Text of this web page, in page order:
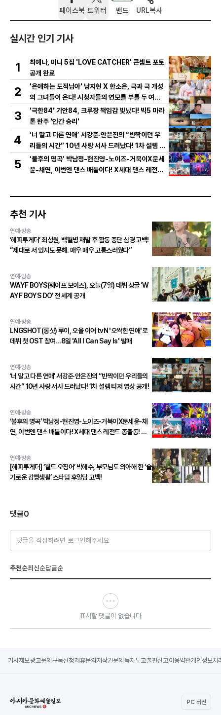
페이스북 트위터 밴드 URL복사
실시간 인기 기사
1
최예나, 미니 5집 'LOVE CATCHER' 콘셉트 포토
공개 완료
2
'은애하는 도적님아' 남지현 X 한소은, 극과 극 개성
의 그녀들이 온다! 시청자들의 연모를 부를 두 여인
의 활약은?
3
'극한84' 기안84, 크루장 책임감 빛났다! 빅5 마라
톤 완주 '인간 승리'
4
‘너 말고 다른 연애’ 서강준·안은진의 “반짝이던 우
리들의 시간” 10년 사랑 서사 드러났다! 1차 설렘 티
저 영상 공개!
5
‘불후의 명곡’ 박남정-현진영-노이즈-거북이X문세
윤-채연, 이번엔 댄스 배틀이다! X세대 댄스 레전드
추천 기사
연예·방송
‘해피투게더’ 최성원, 백혈병 재발 후 활동 중단 심경 고백!
“제대로 서 있지도 못해. 매우 매우 고통스러웠다”
연예·방송
WAYF BOYS(웨이프 보이즈), 오늘(7일) 데뷔 싱글 ‘W
AYF BOYS DO’ 전 세계 공개
연예·방송
LNGSHOT(롱샷) 루이, 오율 이어 tvN '오싹한 연애'로
데뷔 첫 OST 참여…8일 'All I Can Say Is' 발매
연예·방송
‘너 말고 다른 연애’ 서강준·안은진의 “반짝이던 우리들의
시간” 10년 사랑 서사 드러났다! 1차 설렘 티저 영상 공개!
연예·방송
‘불후의 명곡’ 박남정-현진영-노이즈-거북이X문세윤-채
연, 이번엔 댄스 배틀이다! X세대 댄스 레전드 총출동! 댄
연예·방송
[해피투게더] ‘월드 오징어’ 박해수, 부모님도 의아해 한 ‘슬
기로운 감빵생활’ 스타덤 후일담 고백!
댓글0
댓글을 작성하려면 로그인해주세요
추천순최신순답글순
표시할 댓글이 없습니다
기사제보광고문의 구독신청제휴문의 저작권문의 독자투고불편신고이용약관개인정보처
PC 버전